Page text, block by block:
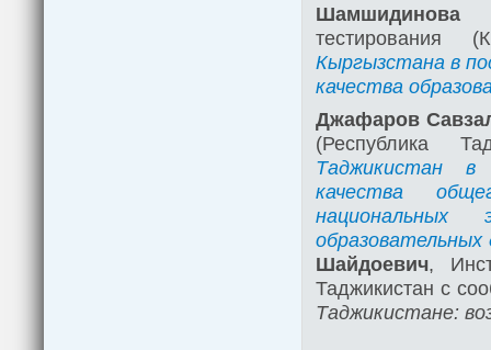
Шамшидинова
тестирования
Кыргызстана в
качества
Джафаров
(Республика
Таджикистан в
качества
национальных
Шайдоевич,
Таджикистан с
Таджикистане: